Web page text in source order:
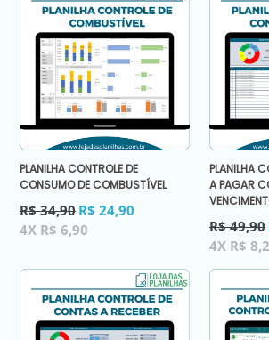
PLANILHA CONTROLE DE
CONSUMO DE COMBUSTÍVEL
Preço
normal
R$ 34,90 R$ 24,90
4X R$ 6,90
PLANILHA
A PAGAR
Preço
normal
R$ 49,90
4X R$